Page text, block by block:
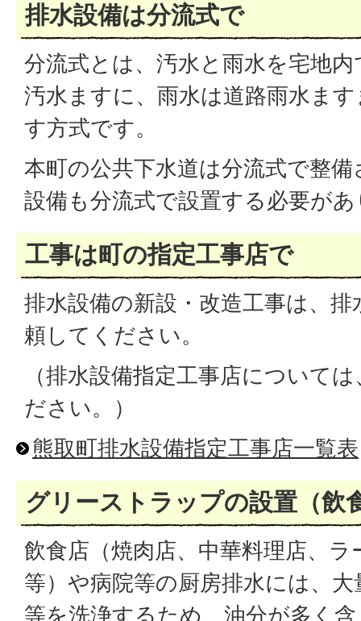
排水設備は分流式で
分流式とは、汚水と雨水を宅地
汚水ますに、雨水は道路雨水ま
す方式です。
本町の公共下水道は分流式で整
設備も分流式で設置する必要が
工事は町の指定工事店で
排水設備の新設・改造工事は、
頼してください。
（排水設備指定工事店について
ださい。）
熊取町排水設備指定工事店一覧表
グリーストラップの設置（飲
飲食店（焼肉店、中華料理店、
等）や病院等の厨房排水には、
等を洗浄するため、油分が多く